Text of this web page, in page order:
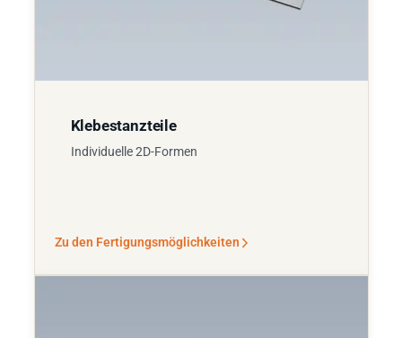
Klebestanzteile
Individuelle 2D-Formen
Zu den Fertigungsmöglichkeiten